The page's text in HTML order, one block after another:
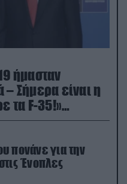
ήμασταν
– Σήμερα είναι η
τα F-35!»
πονάνε για την
Ένοπλες